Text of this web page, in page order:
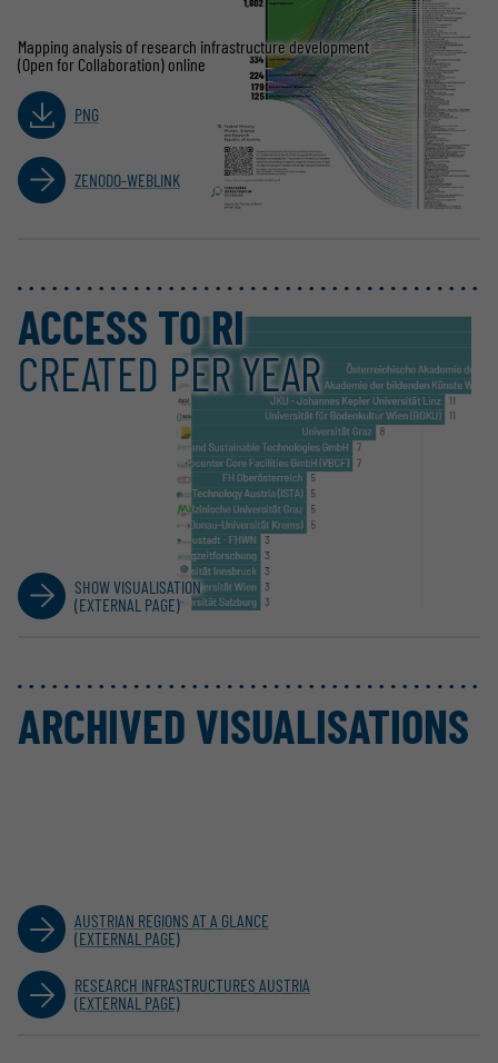
Mapping analysis of research infra­structure development
(Open for Collaboration) online
PNG
ZENODO-WEBLINK
ACCESS TO RI
CREATED PER YEAR
SHOW VISUALISATION
(EXTERNAL PAGE)
ARCHIVED VISUALISATIONS
AUSTRIAN REGIONS AT A GLANCE
(EXTERNAL PAGE)
RESEARCH INFRASTRUCTURES AUSTRIA
(EXTERNAL PAGE)